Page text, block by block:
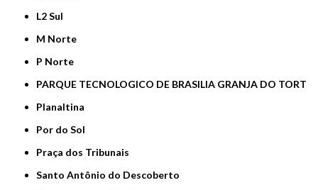
L2 Sul
M Norte
P Norte
PARQUE TECNOLOGICO DE BRASILIA GRANJA DO TORT
Planaltina
Por do Sol
Praça dos Tribunais
Santo Antônio do Descoberto